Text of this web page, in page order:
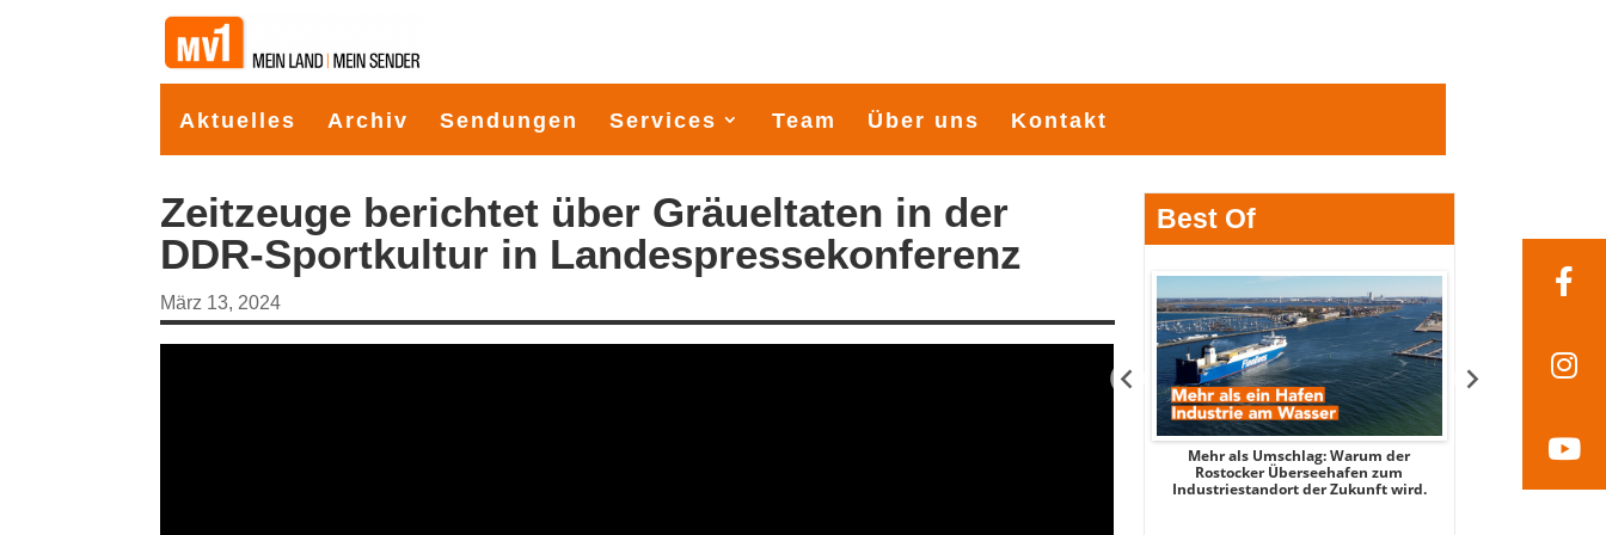
Aktuelles Archiv Sendungen Services Team Über uns Kontakt
Zeitzeuge berichtet über Gräueltaten in der
DDR-Sportkultur in Landespressekonferenz
März 13, 2024
Best Of
Mehr als Umschlag: Warum der
Rostocker Überseehafen zum
Industriestandort der Zukunft wird.
MITTENDRIN –